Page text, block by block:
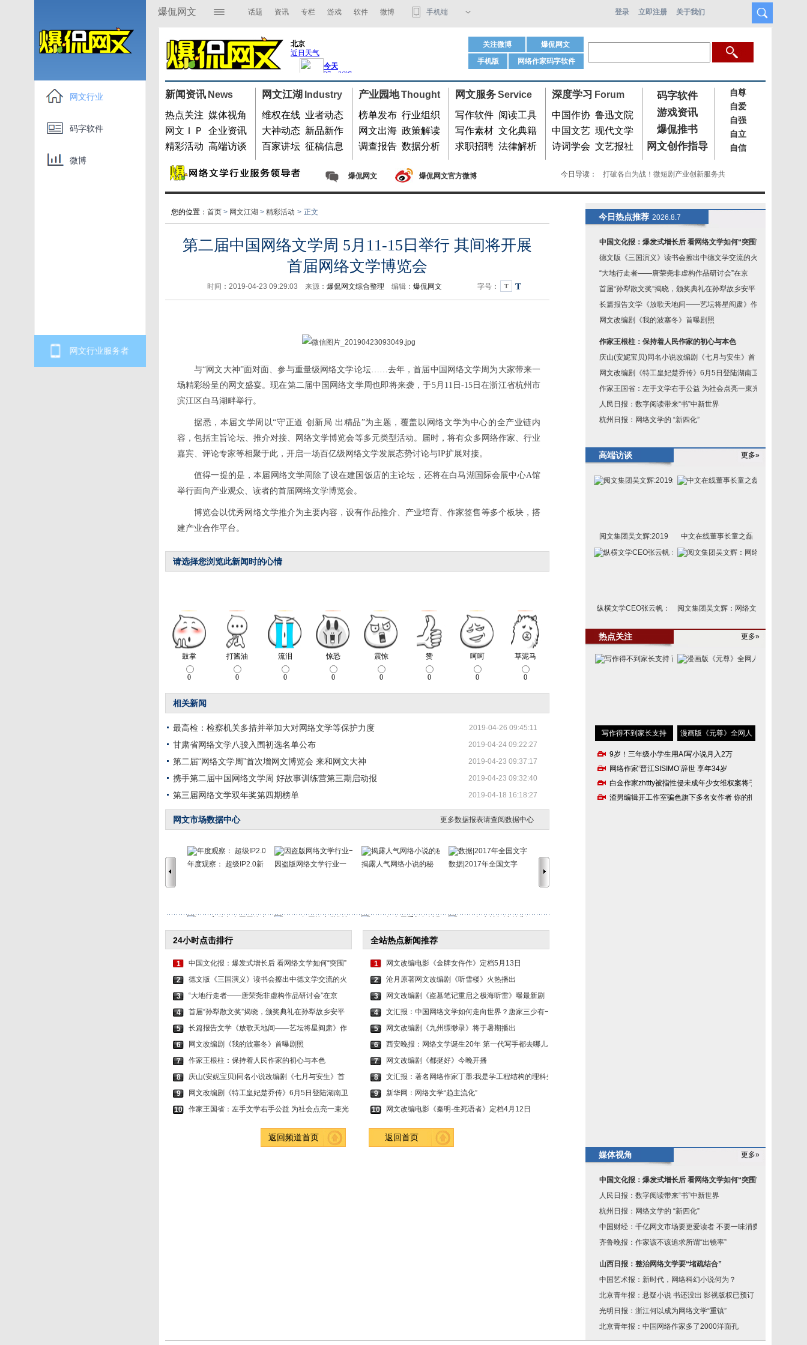
网文行业
码字软件
微博
网文行业服务者
爆侃网文
码字软件
名家专栏
爆侃游戏
开
话题 资讯 专栏 游戏 软件 微博 手机端 关于我们
登录 立即注册
关注微博
爆侃网文
手机版
网络作家码字软件
新闻资讯 News
热点关注 媒体视角
网文ＩＰ
企业资讯
精彩活动 高端访谈
网文江湖 Industry
维权在线 业者动态
大神动态 新品新作
百家讲坛 征稿信息
产业园地Thought
榜单发布 行业组织
网文出海 政策解读
调查报告 数据分析
网文服务Service
写作软件 阅读工具
写作素材 文化典籍
求职招聘 法律解析
深度学习 Forum
中国作协 鲁迅文院
中国文艺 现代文学
诗词学会 文艺报社
码字软件
游戏资讯
爆侃推书
网文创作指导
自尊
自爱
自强
自立
自信
爆侃网文 爆侃网文官方微博 今日导读： 打破各自为战！微短剧产业创新服务共
龙舟题材短剧《热血龙舟魂》播出
爱情题材短剧《蛊色撩人》在陕西西
2025苏州市微短剧精品创作宣推计划
您的位置： 首页 > 网文江湖 > 精彩活动 > 正文
第二届中国网络文学周 5月11-15日举行 其间将开展
首届网络文学博览会
时间：2019-04-23 09:29:03 来源： 爆侃网文综合整理 编辑： 爆侃网文 字号： T T
与“网文大神”面对面、参与重量级网络文学论坛……去年，首届中国网络文学周为大家带来一
场精彩纷呈的网文盛宴。现在第二届中国网络文学周也即将来袭，于5月11日-15日在浙江省杭州市
滨江区白马湖畔举行。
据悉，本届文学周以“守正道 创新局 出精品”为主题，覆盖以网络文学为中心的全产业链内
容，包括主旨论坛、推介对接、网络文学博览会等多元类型活动。届时，将有众多网络作家、行业
嘉宾、评论专家等相聚于此，开启一场百亿级网络文学发展态势讨论与IP扩展对接。
值得一提的是，本届网络文学周除了设在建国饭店的主论坛，还将在白马湖国际会展中心A馆
举行面向产业观众、读者的首届网络文学博览会。
博览会以优秀网络文学推介为主要内容，设有作品推介、产业培育、作家签售等多个板块，搭
建产业合作平台。
请选择您浏览此新闻时的心情
相关新闻
最高检：检察机关多措并举加大对网络文学等保护力度 2019-04-26 09:45:11
甘肃省网络文学八骏入围初选名单公布 2019-04-24 09:22:27
第二届“网络文学周”首次增网文博览会 来和网文大神 2019-04-23 09:37:17
携手第二届中国网络文学周 好故事训练营第三期启动报 2019-04-23 09:32:40
第三届网络文学双年奖第四期榜单 2019-04-18 16:18:27
更多数据报表请查阅数据中心
网文市场数据中心
年度观察： 超级IP2.0新 因盗版网络文学行业一 揭露人气网络小说的秘 数据|2017年全国文字
24小时点击排行
1
中国文化报：爆发式增长后 看网络文学如何“突围”
2
德文版《三国演义》读书会擦出中德文学交流的火
3
“大地行走者——唐荣尧非虚构作品研讨会”在京
4
首届“孙犁散文奖”揭晓，颁奖典礼在孙犁故乡安平
5
长篇报告文学《放歌天地间——艺坛将星阎肃》作
6
网文改编剧《我的波塞冬》首曝剧照
7
作家王根柱：保持着人民作家的初心与本色
8
庆山(安妮宝贝)同名小说改编剧《七月与安生》首
9
网文改编剧《特工皇妃楚乔传》6月5日登陆湖南卫
10
作家王国省：左手文学右手公益 为社会点亮一束光
全站热点新闻推荐
1
网文改编电影《金牌女仵作》定档5月13日
2
沧月原著网文改编剧《听雪楼》火热播出
3
网文改编剧《盗墓笔记重启之极海听雷》曝最新剧
4
文汇报：中国网络文学如何走向世界？唐家三少有一个
5
网文改编剧《九州缥缈录》将于暑期播出
6
西安晚报：网络文学诞生20年 第一代写手都去哪儿了
7
网文改编剧《都挺好》今晚开播
8
文汇报：著名网络作家丁墨:我是学工程结构的理科生
9
新华网：网络文学“趋主流化”
10
网文改编电影《秦明·生死语者》定档4月12日
返回频道首页 返回首页
今日热点推荐 2026.8.7
中国文化报：爆发式增长后 看网络文学如何“突围”
德文版《三国演义》读书会擦出中德文学交流的火
“大地行走者——唐荣尧非虚构作品研讨会”在京
首届“孙犁散文奖”揭晓，颁奖典礼在孙犁故乡安平
长篇报告文学《放歌天地间——艺坛将星阎肃》作
网文改编剧《我的波塞冬》首曝剧照
作家王根柱：保持着人民作家的初心与本色
庆山(安妮宝贝)同名小说改编剧《七月与安生》首
网文改编剧《特工皇妃楚乔传》6月5日登陆湖南卫
作家王国省：左手文学右手公益 为社会点亮一束光
人民日报：数字阅读带来“书”中新世界
杭州日报：网络文学的 “新四化”
高端访谈 更多»
阅文集团吴文辉:2019 中文在线董事长童之磊
纵横文学CEO张云帆：
阅文集团吴文辉：网络文
热点关注 更多»
写作得不到家长支持 漫画版《元尊》全网人
9岁！三年级小学生用AI写小说月入2万
网络作家‘晋江SISIMO’辞世 享年34岁
白金作家zhttty被指性侵未成年少女维权案将于
渣男编辑开工作室骗色旗下多名女作者 你的报
媒体视角 更多»
中国文化报：爆发式增长后 看网络文学如何“突围”
人民日报：数字阅读带来“书”中新世界
杭州日报：网络文学的 “新四化”
中国财经：千亿网文市场要更爱读者 不要一味消费读
齐鲁晚报：作家该不该追求所谓“出镜率”
山西日报：整治网络文学要“堵疏结合”
中国艺术报：新时代，网络科幻小说何为？
北京青年报：悬疑小说 书还没出 影视版权已预订
光明日报：浙江何以成为网络文学“重镇”
北京青年报：中国网络作家多了2000洋面孔